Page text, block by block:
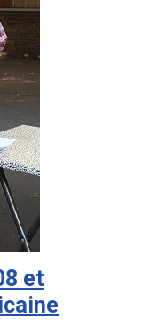
et